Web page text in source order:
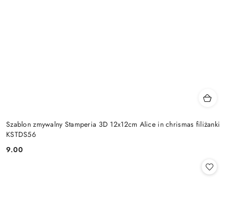
Szablon zmywalny Stamperia 3D 12x12cm Alice in chrismas filiżanki
KSTDS56
Cena:
9.00